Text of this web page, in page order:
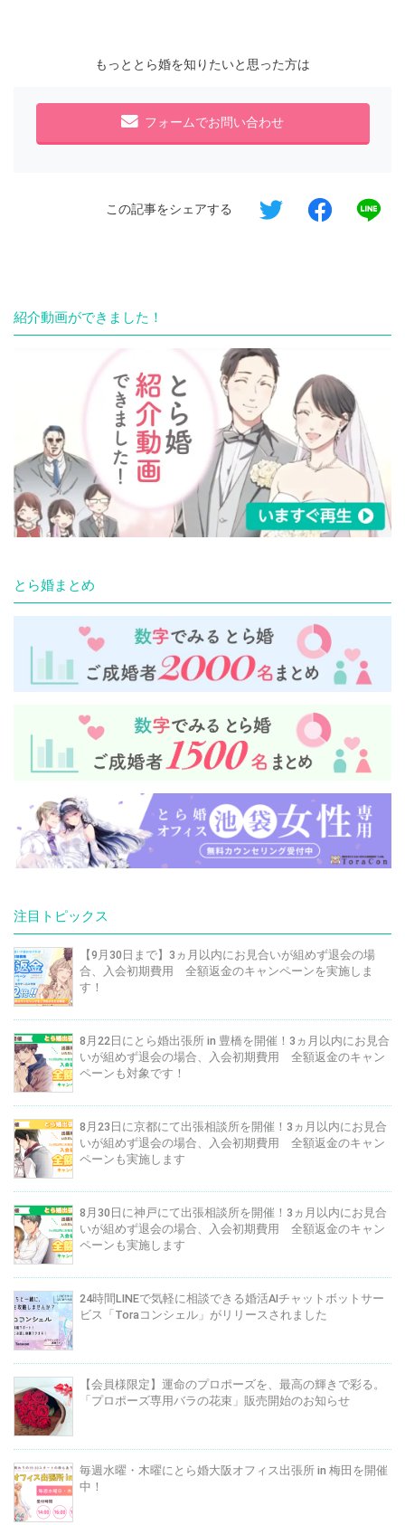
もっととら婚を知りたいと思った方は
フォームでお問い合わせ
この記事をシェアする
紹介動画ができました！
とら婚まとめ
注目トピックス
【9月30日まで】3ヵ月以内にお見合いが組めず退会の場
合、入会初期費用 全額返金のキャンペーンを実施しま
す！
8月22日にとら婚出張所 in 豊橋を開催！3ヵ月以内にお見合
いが組めず退会の場合、入会初期費用 全額返金のキャン
ペーンも対象です！
8月23日に京都にて出張相談所を開催！3ヵ月以内にお見合
いが組めず退会の場合、入会初期費用 全額返金のキャン
ペーンも実施します
8月30日に神戸にて出張相談所を開催！3ヵ月以内にお見合
いが組めず退会の場合、入会初期費用 全額返金のキャン
ペーンも実施します
24時間LINEで気軽に相談できる婚活AIチャットボットサー
ビス「Toraコンシェル」がリリースされました
【会員様限定】運命のプロポーズを、最高の輝きで彩る。
「プロポーズ専用バラの花束」販売開始のお知らせ
毎週水曜・木曜にとら婚大阪オフィス出張所 in 梅田を開催
中！